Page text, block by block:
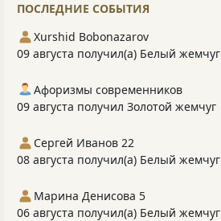
ПОСЛЕДНИЕ СОБЫТИЯ
Xurshid Bobonazarov
09 августа получил(а) Белый жемчуг
Афоризмы современников
09 августа получил Золотой жемчуг
Сергей Иванов 22
08 августа получил(а) Белый жемчуг
Марина Денисова 5
06 августа получил(а) Белый жемчуг